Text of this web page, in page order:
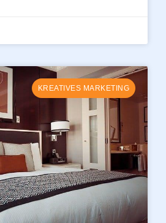
KREATIVES MARKETING